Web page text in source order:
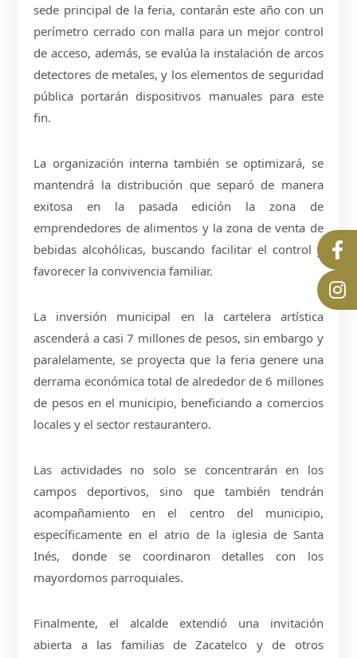
sede principal de la feria, contarán este año con un
perímetro cerrado con malla para un mejor control
de acceso, además, se evalúa la instalación de arcos
detectores de metales, y los elementos de seguridad
pública portarán dispositivos manuales para este
fin.
La organización interna también se optimizará, se
mantendrá la distribución que separó de manera
exitosa en la pasada edición la zona de
emprendedores de alimentos y la zona de venta de
bebidas alcohólicas, buscando facilitar el control y
favorecer la convivencia familiar.
La inversión municipal en la cartelera artística
ascenderá a casi 7 millones de pesos, sin embargo y
paralelamente, se proyecta que la feria genere una
derrama económica total de alrededor de 6 millones
de pesos en el municipio, beneficiando a comercios
locales y el sector restaurantero.
Las actividades no solo se concentrarán en los
campos deportivos, sino que también tendrán
acompañamiento en el centro del municipio,
específicamente en el atrio de la iglesia de Santa
Inés, donde se coordinaron detalles con los
mayordomos parroquiales.
Finalmente, el alcalde extendió una invitación
abierta a las familias de Zacatelco y de otros